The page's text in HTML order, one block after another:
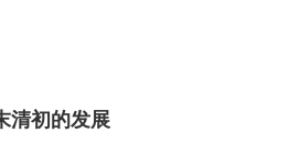
清初的发展